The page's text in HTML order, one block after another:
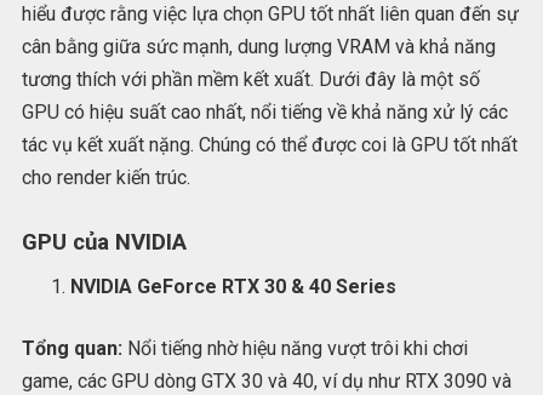
hiểu được rằng việc lựa chọn GPU tốt nhất liên quan đến sự
cân bằng giữa sức mạnh, dung lượng VRAM và khả năng
tương thích với phần mềm kết xuất. Dưới đây là một số
GPU có hiệu suất cao nhất, nổi tiếng về khả năng xử lý các
tác vụ kết xuất nặng. Chúng có thể được coi là GPU tốt nhất
cho render kiến trúc.
GPU của NVIDIA
NVIDIA GeForce RTX 30 & 40 Series
Tổng quan: Nổi tiếng nhờ hiệu năng vượt trôi khi chơi
game, các GPU dòng GTX 30 và 40, ví dụ như RTX 3090 và